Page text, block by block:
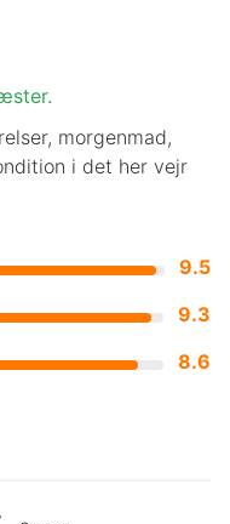
9.5
9.3
8.6
morgenmad,
i det her vejr